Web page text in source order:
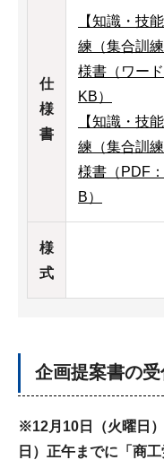
仕
様
書
【知識・技
練（集合訓
様書（ワー
KB）
【知識・技
練（集合訓
様書（PDF
B）
様
式
企画提案書の
※12月10日（火曜日
日）正午までに「商